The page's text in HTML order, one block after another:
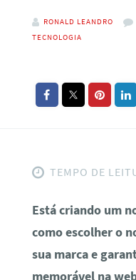
RONALD LEANDRO
TECNOLOGIA
TEMPO DE
Está criando um
como escolher o
sua marca e
memorável na